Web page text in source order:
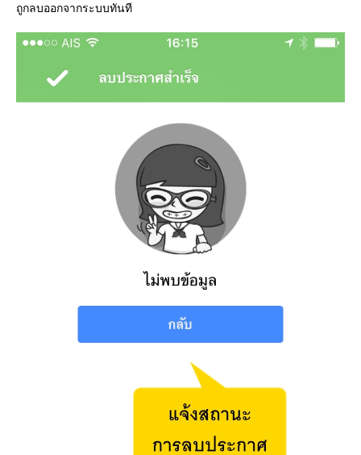
ถูกลบออกจากระบบทันที